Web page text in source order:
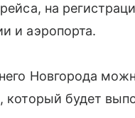
на
и аэропорта.
Новгорода
который будет